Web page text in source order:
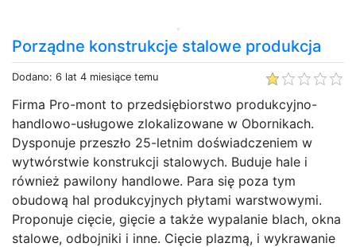
Porządne konstrukcje stalowe produkcja
Dodano: 6 lat 4 miesiące temu
Firma Pro-mont to przedsiębiorstwo produkcyjno-
handlowo-usługowe zlokalizowane w Obornikach.
Dysponuje przeszło 25-letnim doświadczeniem w
wytwórstwie konstrukcji stalowych. Buduje hale i
również pawilony handlowe. Para się poza tym
obudową hal produkcyjnych płytami warstwowymi.
Proponuje cięcie, gięcie a także wypalanie blach, okna
stalowe, odbojniki i inne. Cięcie plazmą, i wykrawanie